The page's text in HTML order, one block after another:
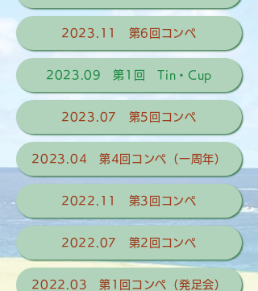
2023.11 第6回コンペ
2023.09 第1回 Tin・Cup
2023.07 第5回コンペ
2023.04 第4回コンペ（一周年）
2022.11 第3回コンペ
2022.07 第2回コンペ
2022.03 第1回コンペ（発足会）